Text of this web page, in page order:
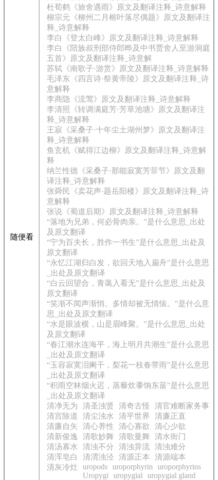
随便看
杜荀鹤《旅舍遇雨》原文及翻译注释_诗意解释
柳宗元《柳州二月榕叶落尽偶题》原文及翻译注
释_诗意解释
李白《登太白峰》原文及翻译注释_诗意解释
李白《陪族叔刑部侍郎晔及中书贾舍人至游洞庭
五首》原文及翻译注释_诗意解
苏轼《南歌子·游赏》原文及翻译注释_诗意解释
毛泽东《四言诗·祭黄帝陵》原文及翻译注释_诗
意解释
李商隐《流莺》原文及翻译注释_诗意解释
李清照《转调满庭芳·芳草池塘》原文及翻译注
释_诗意解释
王寂《采桑子·十年尘土湖州梦》原文及翻译注
释_诗意解释
鱼玄机《赋得江边柳》原文及翻译注释_诗意解
释
纳兰性德《采桑子·那能寂寞芳菲节》原文及翻
译注释_诗意解释
张舜民《卖花声·题岳阳楼》原文及翻译注释_诗
意解释
张说《蜀道后期》原文及翻译注释_诗意解释
“落地为兄弟，何必骨肉亲。”是什么意思_出处
及原文翻译
“宁为百夫长，胜作一书生”是什么意思_出处及
原文翻译
“永忆江湖归白发，欲回天地入扁舟”是什么意思
_出处及原文翻译
“白云回望合，青蔼入看无”是什么意思_出处及
原文翻译
“笑渐不闻声渐悄。多情却被无情恼。”是什么意
思_出处及原文翻译
“水是眼波横，山是眉峰聚。”是什么意思_出处
及原文翻译
“春江潮水连海平，海上明月共潮生”是什么意思
_出处及原文翻译
“玉容寂寞泪阑干，梨花一枝春带雨”是什么意思
_出处及原文翻译
“积雨空林烟火迟，蒸藜炊黍饷东菑”是什么意思
_出处及原文翻译
清净无为
清圣浊贤 清奇古怪
清官难断家务事
清宫除道
清尘浊水 清平世界
清廉正直
清廉自矢
清心养性 清心寡欲
清心少欲
清新俊逸
清歌妙舞 清歌曼舞
清水衙门
清汤寡水
清浊不分 清浊异流 清浊难分
清浑皂白
清渭浊泾 清源正本
清源端本
清灰冷灶
uropods uroporphyrin
uroporphyrins
Uropygi
uropygial uropygial gland